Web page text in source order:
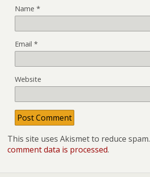
Name *
Email *
Website
This site uses Akismet to reduce spam.
comment data is processed.